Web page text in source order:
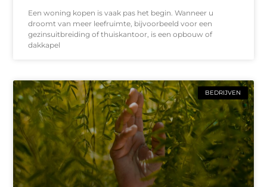
Een woning kopen is vaak pas het begin. Wanneer u
droomt van meer leefruimte, bijvoorbeeld voor een
gezinsuitbreiding of thuiskantoor, is een opbouw of
dakkapel
BEDRIJVEN